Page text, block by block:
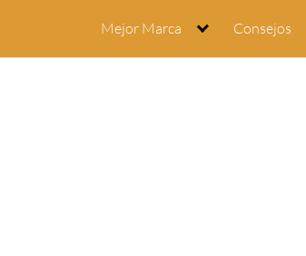
Mejor Marca Consejos